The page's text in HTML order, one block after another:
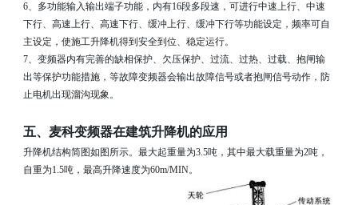
6、多功能输入输出端子功能，内有16段多段速，可进行中速上行、中速
下行、高速上行、高速下行、缓冲上行、缓冲下行等功能设定，频率可自
主设定，使施工升降机得到安全到位、稳定运行。
7、变频器内有完善的缺相保护、欠压保护、过流、过热、过载、抱闸输
出等保护功能措施，等故障变频器会输出故障信号或者抱闸信号动作，防
止电机出现溜沟现象。
五、麦科变频器在建筑升降机的应用
升降机结构简图如图所示。最大起重量为3.5吨，其中最大载重量为2吨，
自重为1.5吨，最高升降速度为60m/MIN。